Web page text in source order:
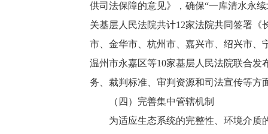
供司法保障的意见》，确保“一库清水永
关基层人民法院共计12家法院共同签署
市、金华市、杭州市、嘉兴市、绍兴市、
温州市永嘉区等10家基层人民法院联合
务、裁判标准、审判资源和司法宣传等方
（四）完善集中管辖机制
为适应生态系统的完整性、环境介质的